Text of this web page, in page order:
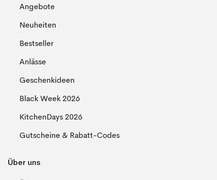
Angebote
Neuheiten
Bestseller
Anlässe
Geschenkideen
Black Week 2026
KitchenDays 2026
Gutscheine & Rabatt-Codes
Über uns